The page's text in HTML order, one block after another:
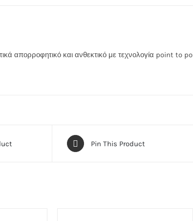
απορροφητικό και ανθεκτικό με τεχνολογία point to
Pin This Product